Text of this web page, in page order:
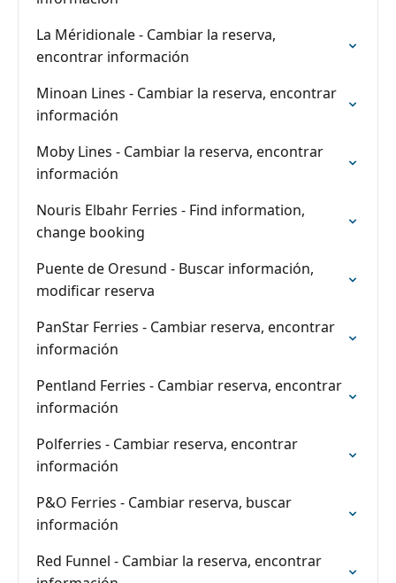
La Méridionale - Cambiar la reserva,
encontrar información
Minoan Lines - Cambiar la reserva, encontrar
información
Moby Lines - Cambiar la reserva, encontrar
información
Nouris Elbahr Ferries - Find information,
change booking
Puente de Oresund - Buscar información,
modificar reserva
PanStar Ferries - Cambiar reserva, encontrar
información
Pentland Ferries - Cambiar reserva, encontrar
información
Polferries - Cambiar reserva, encontrar
información
P&O Ferries - Cambiar reserva, buscar
información
Red Funnel - Cambiar la reserva, encontrar